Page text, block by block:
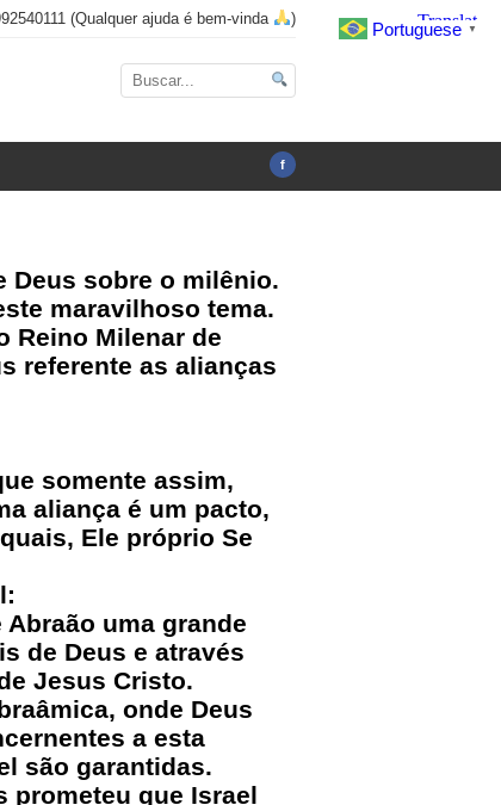
(Qualquer ajuda é bem-vinda )
f
Deus sobre o milênio.
maravilhoso tema.
Reino Milenar de
referente as alianças
somente assim,
aliança é um pacto,
Ele próprio Se
uma grande
de Deus e através
Jesus Cristo.
onde Deus
a esta
são garantidas.
prometeu que Israel
Portuguese ▼